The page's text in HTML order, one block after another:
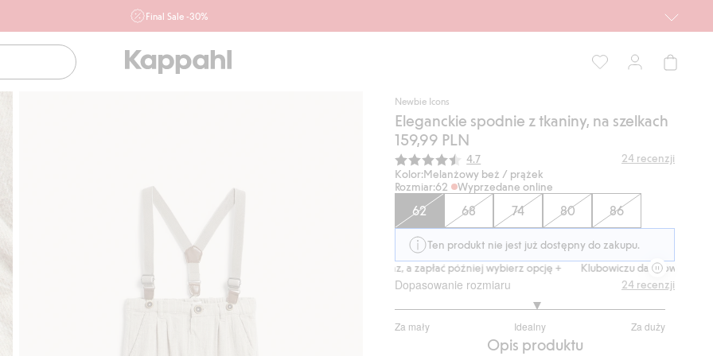
Final Sale -30%
ofertę, również z działu outlet do 10.8 w sklepach Kappahl i
Newbie oraz na kappahl.com. Ofert nie łączymy
Newbie Icons
Eleganckie spodnie z tkaniny, na szelkach
159,99 PLN
Średnia ocena:
4.7 24 recenzji
Kolor:Melanżowy beż / prążek
Rozmiar:62 Wyprzedane online
62 68 74 80 86
Ten produkt nie jest już dostępny do zakupu.
Klubowiczu darmowa dostawa od 150 zł
Kup teraz, a zapłać później wybierz opcję + Klubowiczu darmowa dostawa
Dopasowanie rozmiaru
Za mały Idealny Za duży
na
24 recenzji
Opis produktu